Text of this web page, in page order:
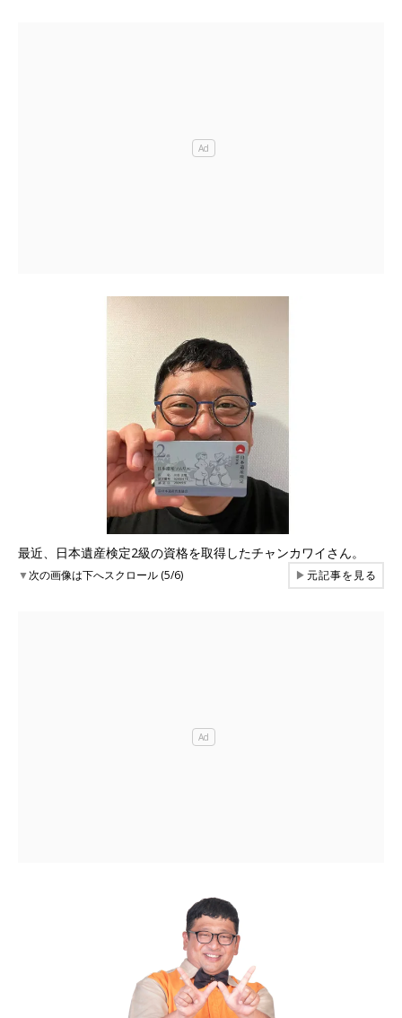
最近、日本遺産検定2級の資格を取得したチャンカワイさん。
▼次の画像は下へスクロール (5/6) ▶元記事を見る